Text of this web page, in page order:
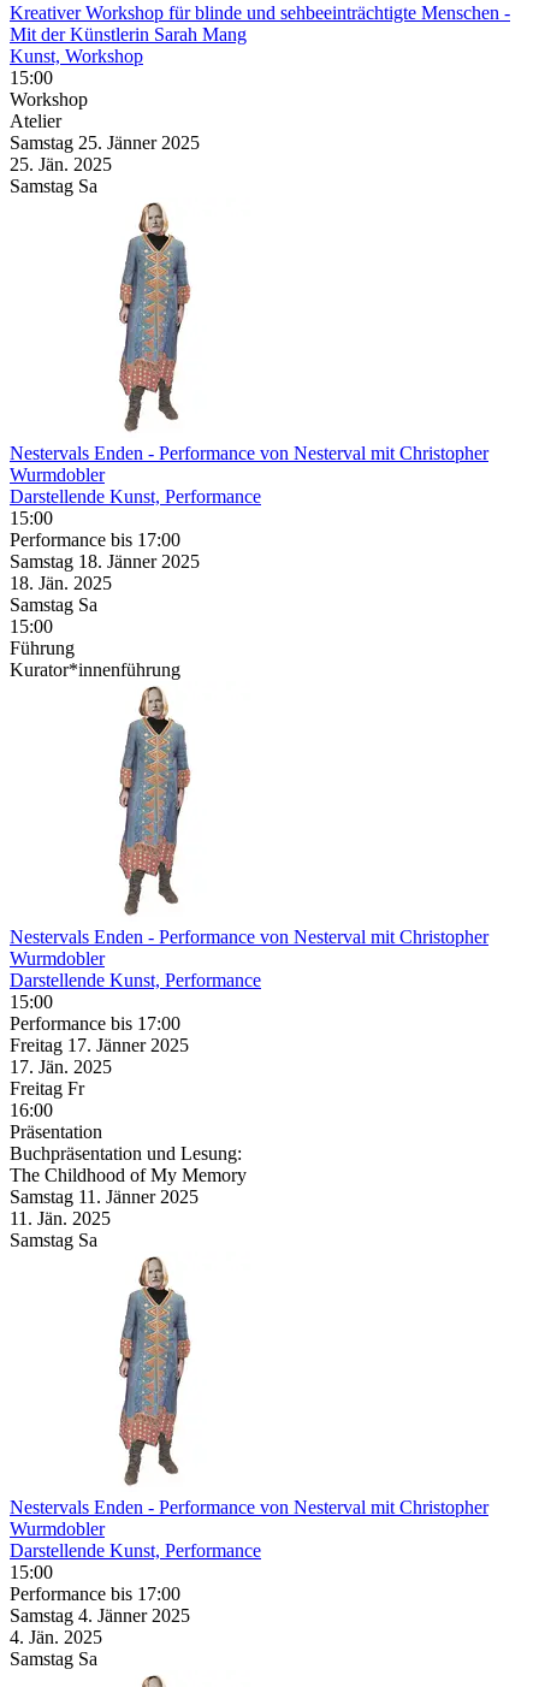
Kreativer Workshop für blinde und sehbeeinträchtigte Menschen -
Mit der Künstlerin Sarah Mang
Kunst, Workshop
15:00
Workshop
Atelier
Samstag 25. Jänner 2025
25. Jän. 2025
Samstag Sa
Nestervals Enden - Performance von Nesterval mit Christopher
Wurmdobler
Darstellende Kunst, Performance
15:00
Performance bis 17:00
Samstag 18. Jänner 2025
18. Jän. 2025
Samstag Sa
15:00
Führung
Kurator*innenführung
Nestervals Enden - Performance von Nesterval mit Christopher
Wurmdobler
Darstellende Kunst, Performance
15:00
Performance bis 17:00
Freitag 17. Jänner 2025
17. Jän. 2025
Freitag Fr
16:00
Präsentation
Buchpräsentation und Lesung:
The Childhood of My Memory
Samstag 11. Jänner 2025
11. Jän. 2025
Samstag Sa
Nestervals Enden - Performance von Nesterval mit Christopher
Wurmdobler
Darstellende Kunst, Performance
15:00
Performance bis 17:00
Samstag 4. Jänner 2025
4. Jän. 2025
Samstag Sa